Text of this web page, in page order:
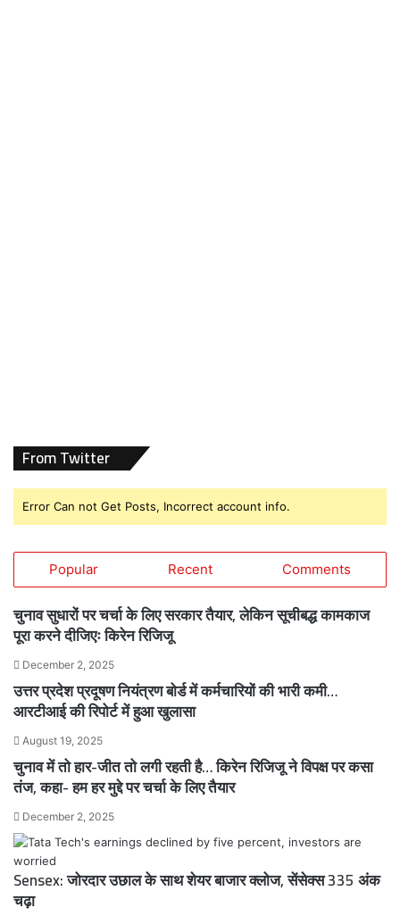
From Twitter
Error Can not Get Posts, Incorrect account info.
Popular Recent Comments
चुनाव सुधारों पर चर्चा के लिए सरकार तैयार, लेकिन सूचीबद्ध कामकाज
पूरा करने दीजिएः किरेन रिजिजू
December 2, 2025
उत्तर प्रदेश प्रदूषण नियंत्रण बोर्ड में कर्मचारियों की भारी कमी…
आरटीआई की रिपोर्ट में हुआ खुलासा
August 19, 2025
चुनाव में तो हार-जीत तो लगी रहती है… किरेन रिजिजू ने विपक्ष पर कसा
तंज, कहा- हम हर मुद्दे पर चर्चा के लिए तैयार
December 2, 2025
Sensex: जोरदार उछाल के साथ शेयर बाजार क्लोज, सेंसेक्स 335 अंक
चढ़ा